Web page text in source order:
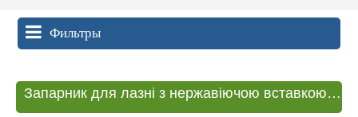
Фильтры
Запарник для лазні з нержавіючою вставкою, 20л